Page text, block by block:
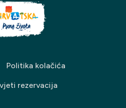
Politika kolačića
rezervacija